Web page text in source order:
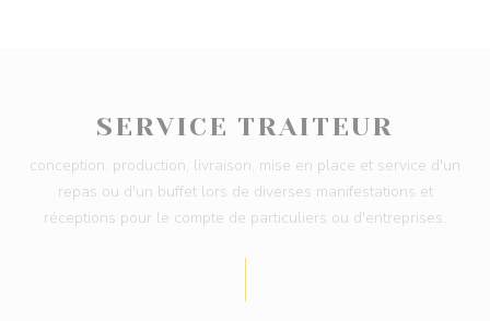
SERVICE TRAITEUR
conception, production, livraison, mise en place et service d'un
repas ou d'un buffet lors de diverses manifestations et
réceptions pour le compte de particuliers ou d'entreprises.